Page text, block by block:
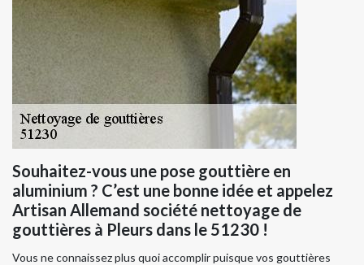
Souhaitez-vous une pose gouttière en
aluminium ? C’est une bonne idée et appelez
Artisan Allemand société nettoyage de
gouttières à Pleurs dans le 51230 !
Vous ne connaissez plus quoi accomplir puisque vos gouttières